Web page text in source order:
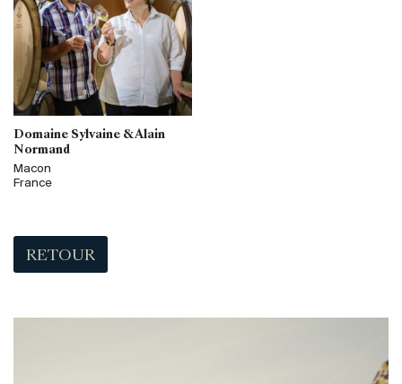
Domaine Sylvaine & Alain
Normand
Macon
France
RETOUR